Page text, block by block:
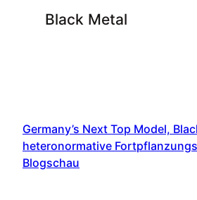
Black Metal
Germany’s Next Top Model,
heteronormative
Blogschau